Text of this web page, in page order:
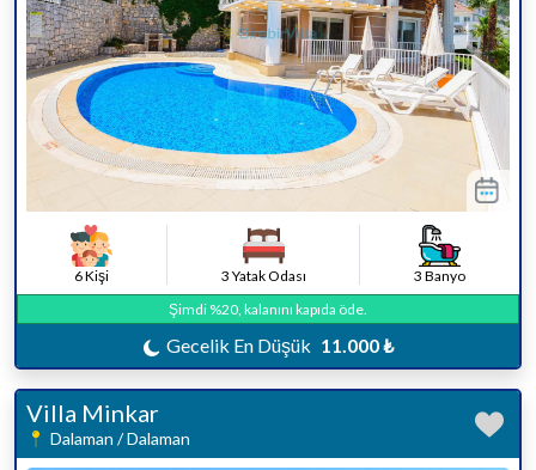
6 Kişi 3 Yatak Odası
3 Banyo
Şimdi %20, kalanını kapıda öde.
Gecelik En Düşük 11.000 ₺
Villa Minkar
Dalaman / Dalaman